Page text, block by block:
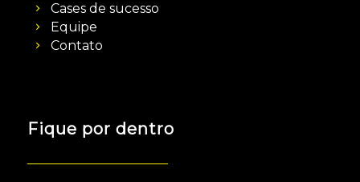
Cases de sucesso
Equipe
Contato
Fique por dentro